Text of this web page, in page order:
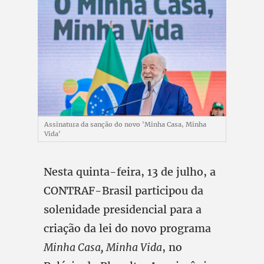
Assinatura da sanção do novo 'Minha Casa, Minha
Vida'
Nesta quinta-feira, 13 de julho, a
CONTRAF-Brasil participou da
solenidade presidencial para a
criação da lei do novo programa
Minha Casa, Minha Vida, no